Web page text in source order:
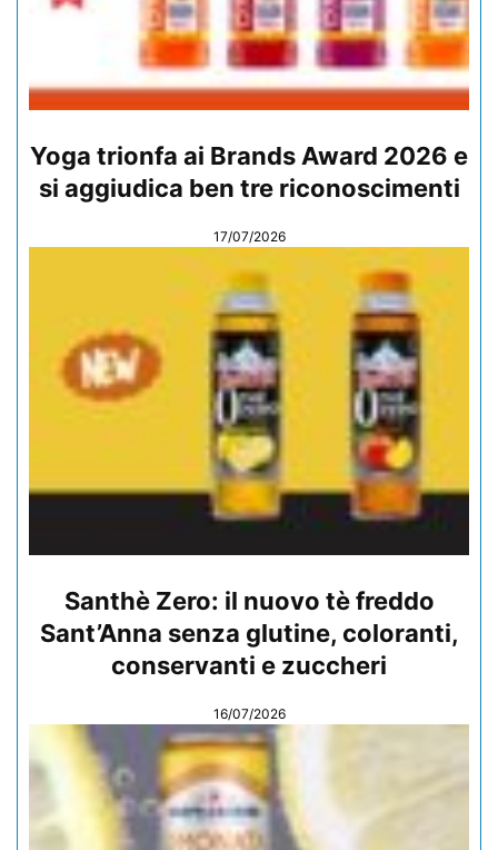
Yoga trionfa ai Brands Award 2026 e
si aggiudica ben tre riconoscimenti
17/07/2026
Santhè Zero: il nuovo tè freddo
Sant’Anna senza glutine, coloranti,
conservanti e zuccheri
16/07/2026